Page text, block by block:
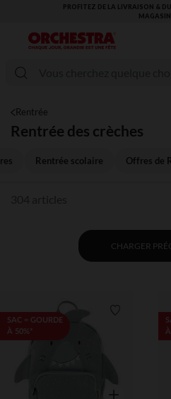
VOUS ALLEZ ADORER LA
Rentrée
Rentrée des crèches
Rentrée scolaire Offres de
CHARGER
SAC = GOURDE
À 50%*
Liste de
Aperçu rapide